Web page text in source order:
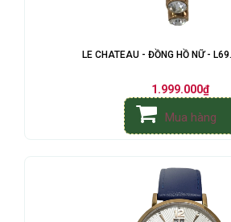
LE CHATEAU - ĐỒNG HỒ NỮ -
1.999.000₫
Mua hàng